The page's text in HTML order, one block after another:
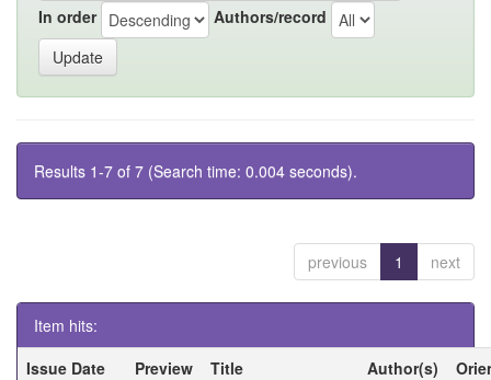
In order Authors/record
Results 1-7 of 7 (Search time: 0.004 seconds).
previous 1 next
Item hits:
Issue Date
Preview Title Author(s)